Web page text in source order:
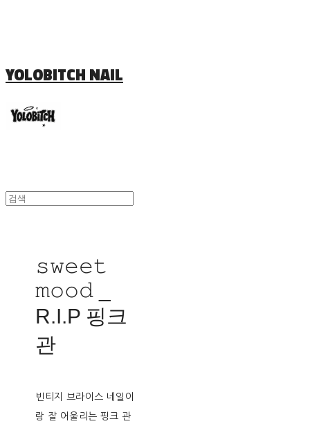
YOLOBITCH NAIL
𝚜𝚠𝚎𝚎𝚝
𝚖𝚘𝚘𝚍 _
R.I.P 핑크
관
빈티지 브라이스 네일이
랑 잘 어울리는 핑크 관